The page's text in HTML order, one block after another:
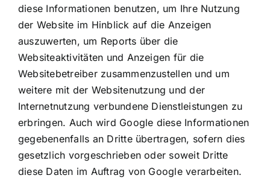
diese Informationen benutzen, um Ihre Nutzung
der Website im Hinblick auf die Anzeigen
auszuwerten, um Reports über die
Websiteaktivitäten und Anzeigen für die
Websitebetreiber zusammenzustellen und um
weitere mit der Websitenutzung und der
Internetnutzung verbundene Dienstleistungen zu
erbringen. Auch wird Google diese Informationen
gegebenenfalls an Dritte übertragen, sofern dies
gesetzlich vorgeschrieben oder soweit Dritte
diese Daten im Auftrag von Google verarbeiten.